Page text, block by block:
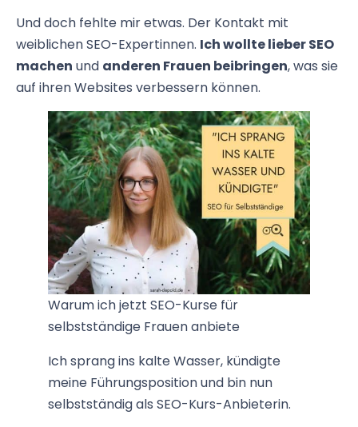
Und doch fehlte mir etwas. Der Kontakt mit
weiblichen SEO-Expertinnen. Ich wollte lieber SEO
machen und anderen Frauen beibringen, was sie
auf ihren Websites verbessern können.
Warum ich jetzt SEO-Kurse für
selbstständige Frauen anbiete
Ich sprang ins kalte Wasser, kündigte
meine Führungsposition und bin nun
selbstständig als SEO-Kurs-Anbieterin.